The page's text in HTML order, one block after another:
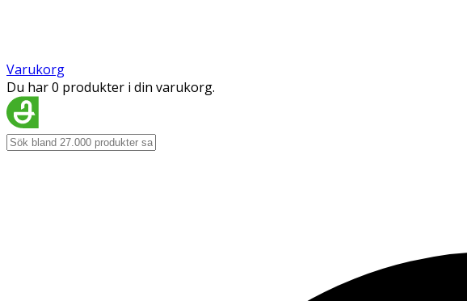
Varukorg
Du har 0 produkter i din varukorg.